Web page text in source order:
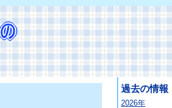
過去の情報
2026年